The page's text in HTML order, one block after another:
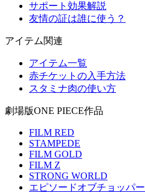
サポート効果解説
友情の証は誰に使う？
アイテム関連
アイテム一覧
赤チケットの入手方法
スタミナ肉の使い方
劇場版ONE PIECE作品
FILM RED
STAMPEDE
FILM GOLD
FILM Z
STRONG WORLD
エピソードオブチョッパー